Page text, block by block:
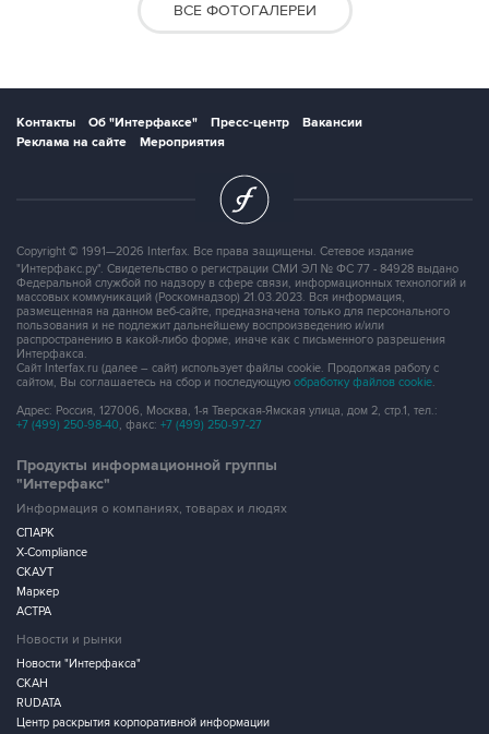
ВСЕ ФОТОГАЛЕРЕИ
Контакты Об "Интерфаксе" Пресс-центр
Вакансии
Реклама на сайте
Мероприятия
Copyright © 1991—2026 Interfax. Все права защищены. Сетевое издание
"Интерфакс.ру". Свидетельство о регистрации СМИ ЭЛ № ФС 77 - 84928 выдано
Федеральной службой по надзору в сфере связи, информационных технологий и
массовых коммуникаций (Роскомнадзор) 21.03.2023. Вся информация,
размещенная на данном веб-сайте, предназначена только для персонального
пользования и не подлежит дальнейшему воспроизведению и/или
распространению в какой-либо форме, иначе как с письменного разрешения
Интерфакса.
Сайт Interfax.ru (далее – сайт) использует файлы cookie. Продолжая работу с
сайтом, Вы соглашаетесь на сбор и последующую обработку файлов cookie.
Адрес: Россия, 127006, Москва, 1-я Тверская-Ямская улица, дом 2, стр.1, тел.:
+7 (499) 250-98-40, факс: +7 (499) 250-97-27
Продукты информационной группы
"Интерфакс"
Информация о компаниях, товарах и людях
СПАРК
X-Compliance
СКАУТ
Маркер
АСТРА
Новости и рынки
Новости "Интерфакса"
СКАН
RUDATA
Центр раскрытия корпоративной информации